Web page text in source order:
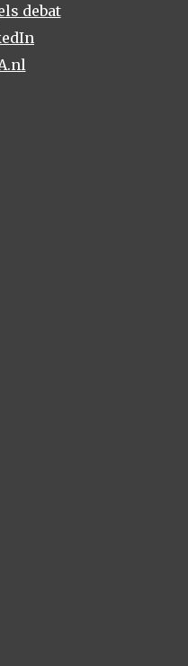
debat